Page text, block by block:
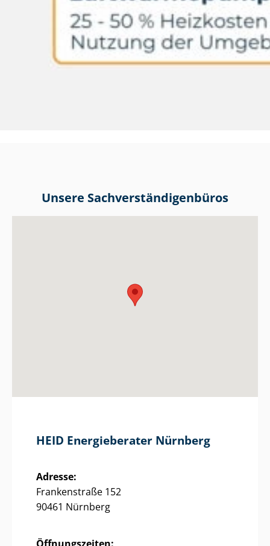
Unsere Sach­ver­stän­di­gen­bü­ros
HEID Energieberater Nürnberg
Adresse:
Frankenstraße 152
90461 Nürnberg